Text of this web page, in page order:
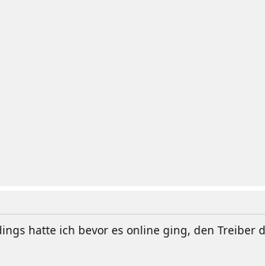
hatte ich bevor es online ging, den Treiber